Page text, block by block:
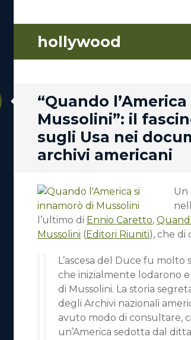
hollywood
“Quando
Mussolini”: il
sugli Usa nei
archivi americani
Standard
Un
l’ultimo di Ennio Caretto,
Mussolini (Editori Riuniti), che di
L’ascesa del Duce fu
che inizialmente lodarono
di Mussolini. La storia
degli Archivi nazionali
avuto modo di consultare,
un’America sedotta dal